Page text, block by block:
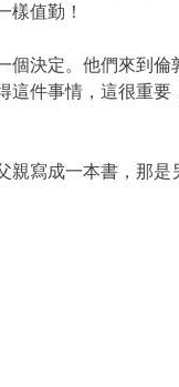
樣值勤！
決定。他們來到倫
這件事情，這很重要
寫成一本書，那是